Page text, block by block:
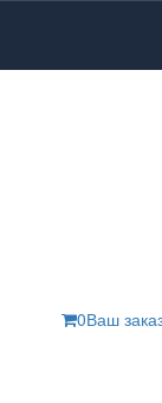
0Ваш